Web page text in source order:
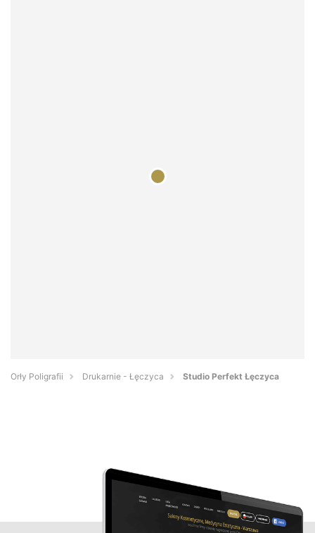
Orły Poligrafii Drukarnie - Łęczyca Studio Perfekt Łęczyca